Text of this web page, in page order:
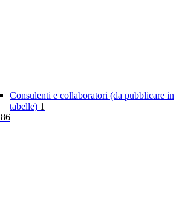
Consulenti e collaboratori (da pubblicare in
tabelle) 1
86